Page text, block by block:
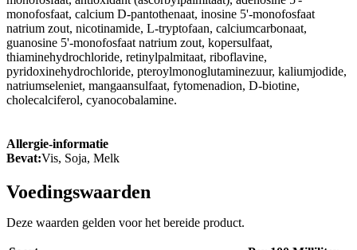
monofosfaat, calcium D-pantothenaat, inosine 5'-monofosfaat
natrium zout, nicotinamide, L-tryptofaan, calciumcarbonaat,
guanosine 5'-monofosfaat natrium zout, kopersulfaat,
thiaminehydrochloride, retinylpalmitaat, riboflavine,
pyridoxinehydrochloride, pteroylmonoglutaminezuur, kaliumjodide,
natriumseleniet, mangaansulfaat, fytomenadion, D-biotine,
cholecalciferol, cyanocobalamine.
Allergie-informatie
Bevat:Vis, Soja, Melk
Voedingswaarden
Deze waarden gelden voor het bereide product.